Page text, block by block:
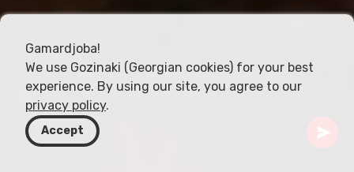
Gamardjoba!
We use Gozinaki (Georgian cookies) for your best
experience. By using our site, you agree to our
privacy policy.
Accept